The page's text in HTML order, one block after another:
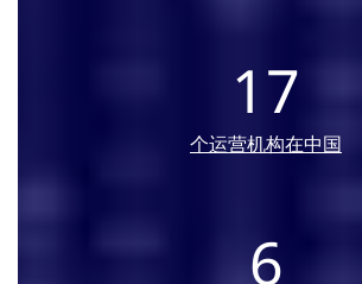
17
个运营机构在中国
6